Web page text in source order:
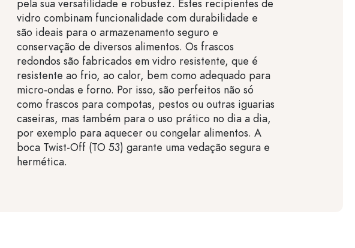
pela sua versatilidade e robustez. Estes recipientes de
vidro combinam funcionalidade com durabilidade e
são ideais para o armazenamento seguro e
conservação de diversos alimentos. Os frascos
redondos são fabricados em vidro resistente, que é
resistente ao frio, ao calor, bem como adequado para
micro-ondas e forno. Por isso, são perfeitos não só
como frascos para compotas, pestos ou outras iguarias
caseiras, mas também para o uso prático no dia a dia,
por exemplo para aquecer ou congelar alimentos. A
boca Twist-Off (TO 53) garante uma vedação segura e
hermética.